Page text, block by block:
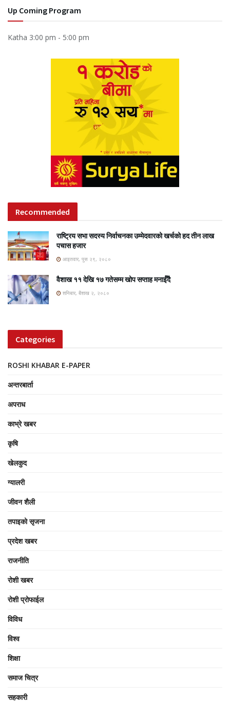
Up Coming Program
Katha 3:00 pm - 5:00 pm
Recommended
राष्ट्रिय सभा सदस्य निर्वाचनका उम्मेदवारको खर्चको हद तीन लाख
पचास हजार
आइतवार, पुस २९, २०८०
वैशाख ११ देखि १७ गतेसम्म खोप सप्ताह मनाईँदै
शनिबार, बैशाख २, २०८०
Categories
ROSHI KHABAR E-PAPER
अन्तरबार्ता
अपराध
काभ्रे खबर
कृषि
खेलकुद
ग्यालरी
जीवन शैली
तपाइको सृजना
प्रदेश खबर
राजनीति
रोशी खबर
रोशी प्रोफाईल
विविध
विश्व
शिक्षा
समाज चित्र
सहकारी